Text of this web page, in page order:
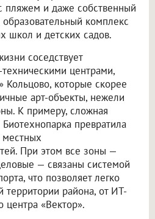
пляжем и даже собственный
комплекс
школ и детских садов.
соседствует
центрами,
которые скорее
арт-объекты, нежели
К примеру, сложная
превратила
местных
При этом все зоны —
— связаны системой
что позволяет легко
территории района, от ИТ-
центра «Вектор».